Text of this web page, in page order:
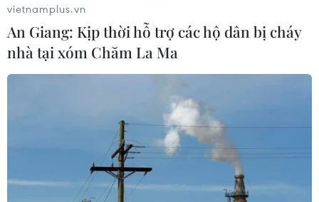
vietnamplus.vn
An Giang: Kịp thời hỗ trợ các hộ dân bị cháy
nhà tại xóm Chăm La Ma